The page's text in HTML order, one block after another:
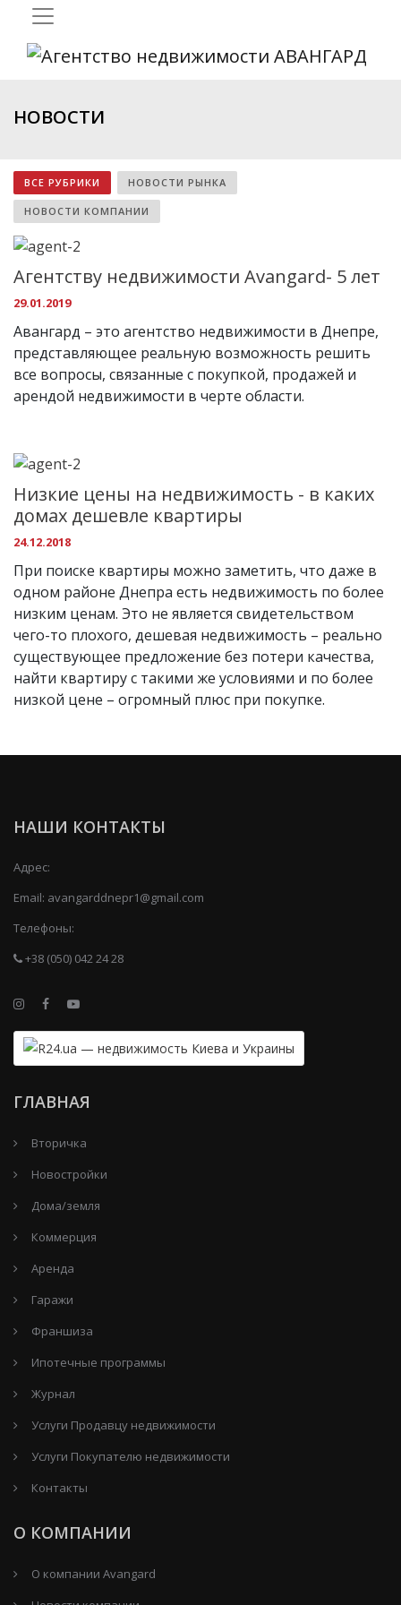
НОВОСТИ
ВСЕ РУБРИКИ НОВОСТИ РЫНКА
НОВОСТИ КОМПАНИИ
Агентству недвижимости Avangard- 5 лет
29.01.2019
Авангард – это агентство недвижимости в Днепре,
представляющее реальную возможность решить
все вопросы, связанные с покупкой, продажей и
арендой недвижимости в черте области.
Низкие цены на недвижимость - в каких
домах дешевле квартиры
24.12.2018
При поиске квартиры можно заметить, что даже в
одном районе Днепра есть недвижимость по более
низким ценам. Это не является свидетельством
чего-то плохого, дешевая недвижимость – реально
существующее предложение без потери качества,
найти квартиру с такими же условиями и по более
низкой цене – огромный плюс при покупке.
НАШИ КОНТАКТЫ
Адрес:
Email: avangarddnepr1@gmail.com
Телефоны:
+38 (050) 042 24 28
ГЛАВНАЯ
Вторичка
Новостройки
Дома/земля
Коммерция
Аренда
Гаражи
Франшиза
Ипотечные программы
Журнал
Услуги Продавцу недвижимости
Услуги Покупателю недвижимости
Контакты
О КОМПАНИИ
О компании Avangard